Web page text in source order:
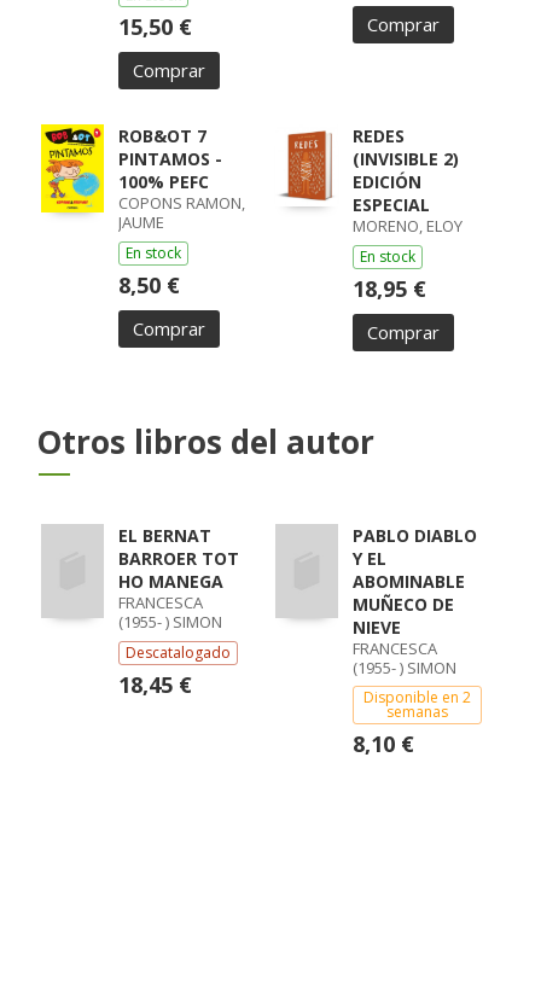
15,50 €
Comprar
Comprar
ROB&OT 7
PINTAMOS -
100% PEFC
COPONS RAMON,
JAUME
En stock
8,50 €
Comprar
REDES
(INVISIBLE 2)
EDICIÓN
ESPECIAL
MORENO, ELOY
En stock
18,95 €
Comprar
Otros libros del autor
EL BERNAT
BARROER TOT
HO MANEGA
FRANCESCA
(1955- ) SIMON
Descatalogado
18,45 €
PABLO DIABLO
Y EL
ABOMINABLE
MUÑECO DE
NIEVE
FRANCESCA
(1955- ) SIMON
Disponible en 2
semanas
8,10 €